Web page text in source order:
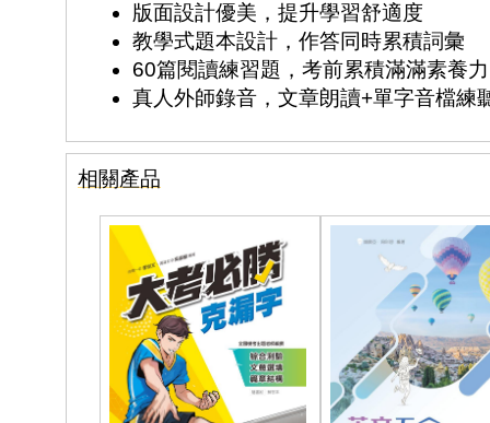
版面設計優美，提升學習舒適度
教學式題本設計，作答同時累積詞彙
60篇閱讀練習題，考前累積滿滿素養力
真人外師錄音，文章朗讀+單字音檔練
相關產品